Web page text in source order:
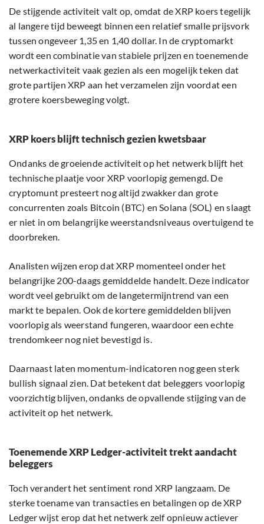
De stijgende activiteit valt op, omdat de XRP koers tegelijk
al langere tijd beweegt binnen een relatief smalle prijsvork
tussen ongeveer 1,35 en 1,40 dollar. In de cryptomarkt
wordt een combinatie van stabiele prijzen en toenemende
netwerkactiviteit vaak gezien als een mogelijk teken dat
grote partijen XRP aan het verzamelen zijn voordat een
grotere koersbeweging volgt.
XRP koers blijft technisch gezien kwetsbaar
Ondanks de groeiende activiteit op het netwerk blijft het
technische plaatje voor XRP voorlopig gemengd. De
cryptomunt presteert nog altijd zwakker dan grote
concurrenten zoals Bitcoin (BTC) en Solana (SOL) en slaagt
er niet in om belangrijke weerstandsniveaus overtuigend te
doorbreken.
Analisten wijzen erop dat XRP momenteel onder het
belangrijke 200-daags gemiddelde handelt. Deze indicator
wordt veel gebruikt om de langetermijntrend van een
markt te bepalen. Ook de kortere gemiddelden blijven
voorlopig als weerstand fungeren, waardoor een echte
trendomkeer nog niet bevestigd is.
Daarnaast laten momentum-indicatoren nog geen sterk
bullish signaal zien. Dat betekent dat beleggers voorlopig
voorzichtig blijven, ondanks de opvallende stijging van de
activiteit op het netwerk.
Toenemende XRP Ledger-activiteit trekt aandacht
beleggers
Toch verandert het sentiment rond XRP langzaam. De
sterke toename van transacties en betalingen op de XRP
Ledger wijst erop dat het netwerk zelf opnieuw actiever